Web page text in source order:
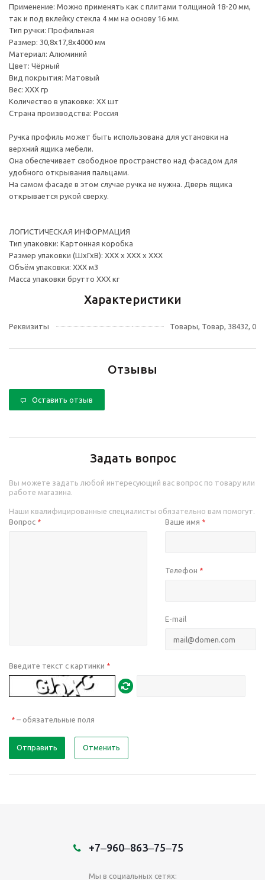
Применение: Можно применять как с плитами толщиной 18-20 мм,
так и под вклейку стекла 4 мм на основу 16 мм.
Тип ручки: Профильная
Размер: 30,8x17,8x4000 мм
Материал: Алюминий
Цвет: Чёрный
Вид покрытия: Матовый
Вес: ХХХ гр
Количество в упаковке: ХХ шт
Страна производства: Россия
Ручка профиль может быть использована для установки на
верхний ящика мебели.
Она обеспечивает свободное пространство над фасадом для
удобного открывания пальцами.
На самом фасаде в этом случае ручка не нужна. Дверь ящика
открывается рукой сверху.
ЛОГИСТИЧЕСКАЯ ИНФОРМАЦИЯ
Тип упаковки: Картонная коробка
Размер упаковки (ШхГхВ): ХХХ х ХХХ х ХХХ
Объём упаковки: ХХХ м3
Масса упаковки брутто ХХХ кг
Характеристики
Реквизиты Товары, Товар, 38432, 0
Отзывы
Оставить отзыв
Задать вопрос
Вы можете задать любой интересующий вас вопрос по товару или
работе магазина.
Наши квалифицированные специалисты обязательно вам помогут.
Вопрос * Ваше имя *
Телефон *
E-mail
Введите текст с картинки *
* – обязательные поля
Отправить Отменить
+7‒960‒863‒75‒75
Мы в социальных сетях: